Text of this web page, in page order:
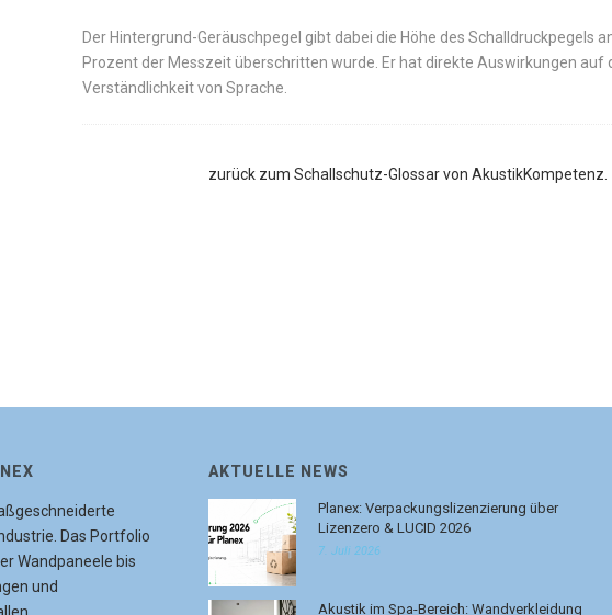
Der Hintergrund-Geräuschpegel gibt dabei die Höhe des Schalldruckpegels
Prozent der Messzeit überschritten wurde. Er hat direkte Auswirkungen auf
Verständlichkeit von Sprache.
zurück zum Schallschutz-Glossar von AkustikKompetenz.
Das Portfolio
Wandpaneele bis
und
AKTUELLE NEWS
Planex: Verpackungslizenzierung über
Lizenzero & LUCID 2026
7. Juli 2026
Akustik im Spa-Bereich: Wandverkleidung